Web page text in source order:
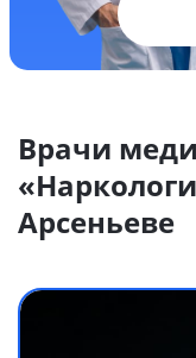
Врачи
Арсеньеве